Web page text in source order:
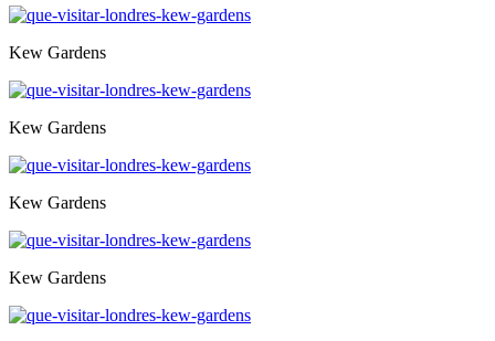
Kew Gardens
Kew Gardens
Kew Gardens
Kew Gardens